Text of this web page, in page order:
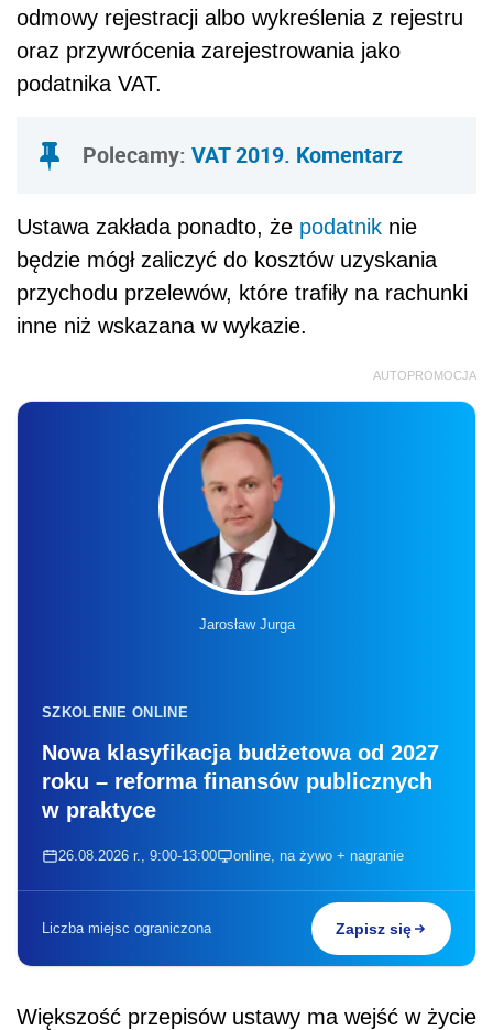
odmowy rejestracji albo wykreślenia z rejestru
oraz przywrócenia zarejestrowania jako
podatnika VAT.
Polecamy: VAT 2019. Komentarz
Ustawa zakłada ponadto, że podatnik nie
będzie mógł zaliczyć do kosztów uzyskania
przychodu przelewów, które trafiły na rachunki
inne niż wskazana w wykazie.
AUTOPROMOCJA
Jarosław Jurga
SZKOLENIE ONLINE
Nowa klasyfikacja budżetowa od 2027
roku – reforma finansów publicznych
w praktyce
26.08.2026 r., 9:00-13:00 online, na żywo + nagranie
Liczba miejsc ograniczona Zapisz się
Większość przepisów ustawy ma wejść w życie